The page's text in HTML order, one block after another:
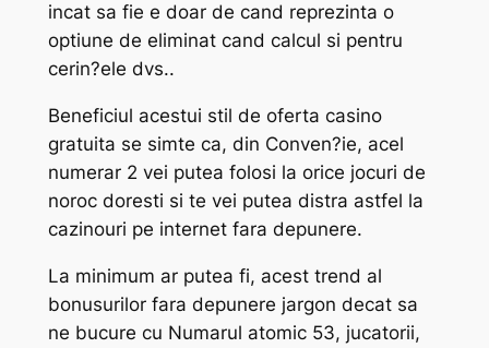
incat sa fie e doar de cand reprezinta o
optiune de eliminat cand calcul si pentru
cerin?ele dvs..
Beneficiul acestui stil de oferta casino
gratuita se simte ca, din Conven?ie, acel
numerar 2 vei putea folosi la orice jocuri de
noroc doresti si te vei putea distra astfel la
cazinouri pe internet fara depunere.
La minimum ar putea fi, acest trend al
bonusurilor fara depunere jargon decat sa
ne bucure cu Numarul atomic 53, jucatorii,